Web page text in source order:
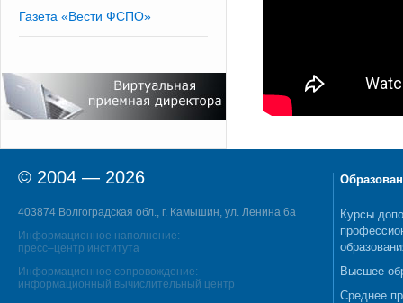
Газета «Вести ФСПО»
© 2004 — 2026
403874 Волгоградская обл., г. Камышин, ул. Ленина 6а
Информационное наполнение:
пресс–центр института
Информационное сопровождение:
информационный вычислительный центр
Курсы
Высшее
Среднее